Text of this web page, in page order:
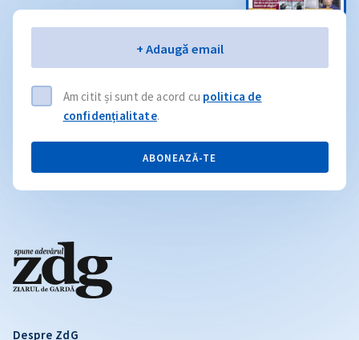
Despre ZdG
+ Adaugă email
Am citit și sunt de acord cu politica de
confidențialitate.
ABONEAZĂ-TE